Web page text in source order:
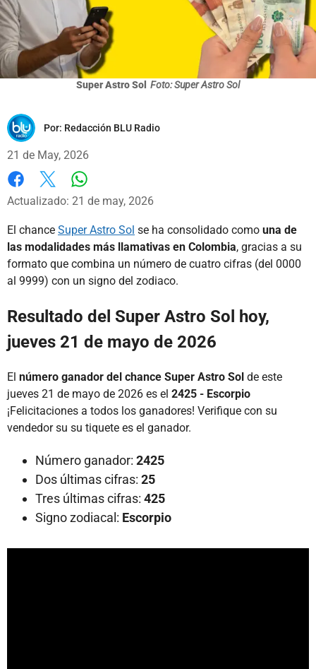
Super Astro Sol Foto: Super Astro Sol
Por: Redacción BLU Radio
21 de May, 2026
Facebook
X
Actualizado: 21 de may, 2026
El chance Super Astro Sol se ha consolidado como una de
las modalidades más llamativas en Colombia, gracias a su
formato que combina un número de cuatro cifras (del 0000
al 9999) con un signo del zodiaco.
Resultado del Super Astro Sol hoy,
jueves 21 de mayo de 2026
El número ganador del chance Super Astro Sol de este
jueves 21 de mayo de 2026 es el 2425 - Escorpio
¡Felicitaciones a todos los ganadores! Verifique con su
vendedor su su tiquete es el ganador.
Número ganador: 2425
Dos últimas cifras: 25
Tres últimas cifras: 425
Signo zodiacal: Escorpio